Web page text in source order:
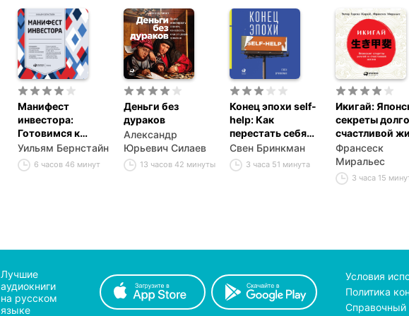
Манифест
инвестора:
Готовимся к
потрясениям,
процветанию и
всему
Уильям Бернстайн
6 часов 46 минут
Деньги без
дураков
Александр
Юрьевич Силаев
13 часов 42 минуты
Конец эпохи self-
help: Как
перестать себя
совершенствовать
Свен Бринкман
3 часа 51 минута
Икигай:
секреты
счастливой
Франсеск
Миральес
3 часа 15
Лучшие
аудиокниги
на русском
языке
Условия
Политика
Справочный